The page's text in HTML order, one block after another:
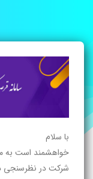
با سلام
خواهشمند است به
شرکت در نظرسنجی